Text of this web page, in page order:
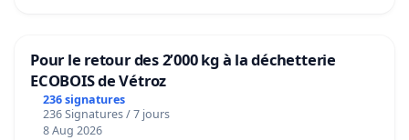
Pour le retour des 2’000 kg à la déchetterie
ECOBOIS de Vétroz
236 signatures
236 Signatures / 7 jours
8 Aug 2026